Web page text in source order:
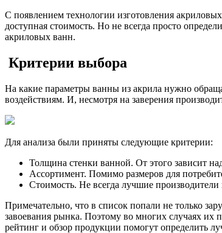
С появлением технологии изготовления
доступная стоимость. Но не всегда просто
акриловых ванн.
Критерии выбора
На какие параметры ванны из акрила нужно
воздействиям. И, несмотря на заверения
Для анализа были приняты следующие критерии:
Толщина стенки ванной. От этого зависит
Ассортимент. Помимо размеров для
Стоимость. Не всегда лучшие
Примечательно, что в список попали не только
завоевания рынка. Поэтому во многих случаях их
рейтинг и обзор продукции помогут определить